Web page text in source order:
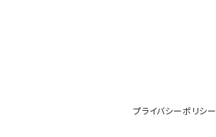
プライバシーポリシー